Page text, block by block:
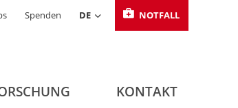
NOTFALL
Spenden DE
KONTAKT